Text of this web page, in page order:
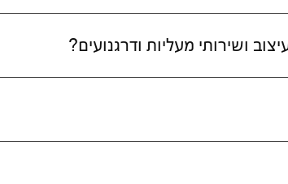
ושירותי מעליות ודרגנועים?